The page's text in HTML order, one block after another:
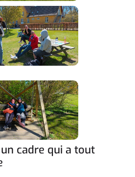
cadre qui a tout